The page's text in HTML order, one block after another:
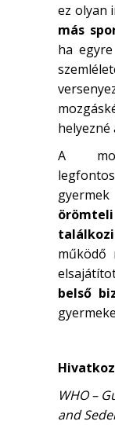
ez olyan
más
ha
helyezné
A
működő
belső
WHO –
and